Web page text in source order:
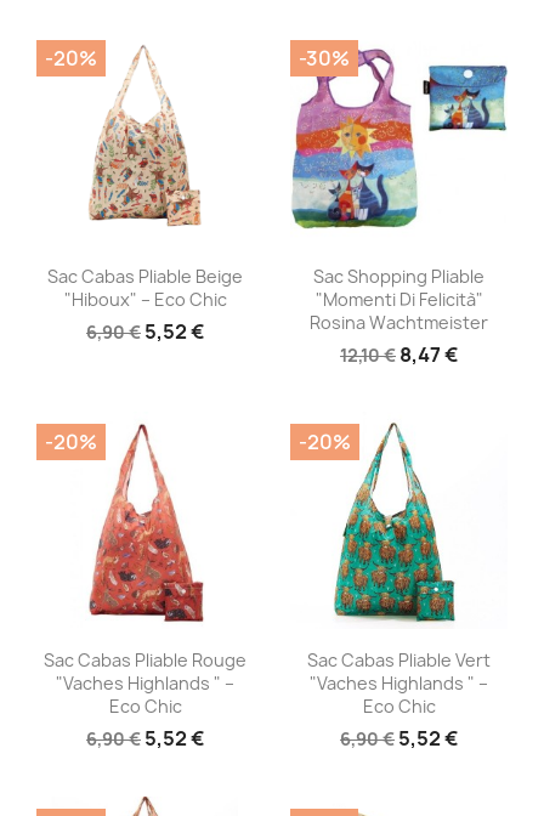
Aperçu rapide
Sac Cabas Pliable Beige
"Hiboux" – Eco Chic
6,90 € 5,52 €
-20%
Aperçu rapide
Sac Shopping Pliable
"Momenti Di Felicità"
Rosina Wachtmeister
12,10 € 8,47 €
-30%
Aperçu rapide
Sac Cabas Pliable Rouge
"Vaches Highlands " –
Eco Chic
6,90 € 5,52 €
-20%
Aperçu rapide
Sac Cabas Pliable Vert
"Vaches Highlands " –
Eco Chic
6,90 € 5,52 €
-20%